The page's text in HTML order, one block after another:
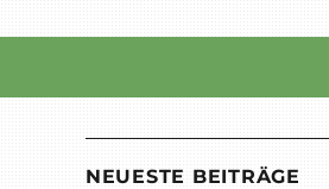
NEUESTE BEITRÄGE